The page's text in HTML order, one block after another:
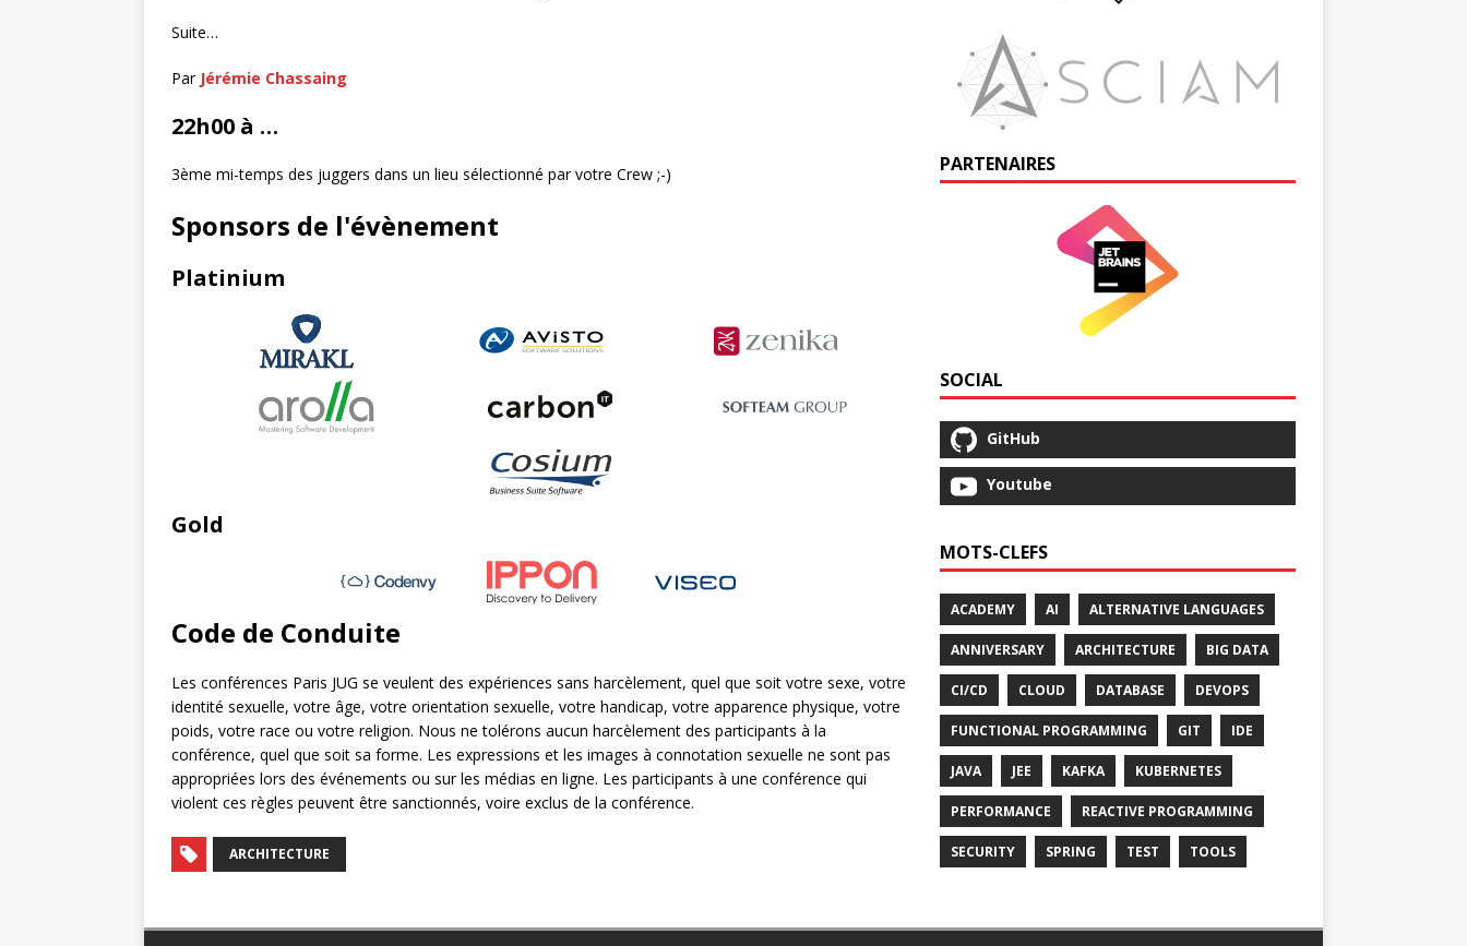
Suite…
Par Jérémie Chassaing
22h00 à …
3ème mi-temps des juggers dans un lieu sélectionné par votre Crew ;-)
Sponsors de l'évènement
Platinium
Gold
Code de Conduite
Les conférences Paris JUG se veulent des expériences sans harcèlement, quel que soit votre sexe, votre
identité sexuelle, votre âge, votre orientation sexuelle, votre handicap, votre apparence physique, votre
poids, votre race ou votre religion. Nous ne tolérons aucun harcèlement des participants à la
conférence, quel que soit sa forme. Les expressions et les images à connotation sexuelle ne sont pas
appropriées lors des événements ou sur les médias en ligne. Les participants à une conférence qui
violent ces règles peuvent être sanctionnés, voire exclus de la conférence.
ARCHITECTURE
PARTENAIRES
SOCIAL
GitHub
Youtube
MOTS-CLEFS
ACADEMY AI ALTERNATIVE LANGUAGES
ANNIVERSARY ARCHITECTURE BIG DATA
CI/CD CLOUD DATABASE DEVOPS
FUNCTIONAL PROGRAMMING GIT IDE
JAVA JEE KAFKA KUBERNETES
PERFORMANCE REACTIVE PROGRAMMING
SECURITY SPRING TEST TOOLS